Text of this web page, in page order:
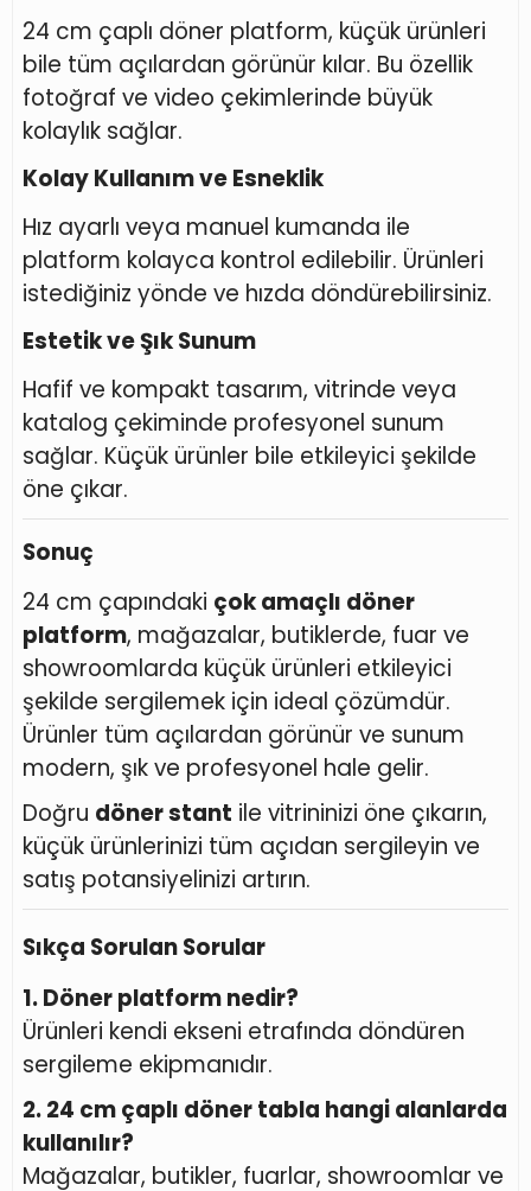
24 cm çaplı döner platform, küçük ürünleri
bile tüm açılardan görünür kılar. Bu özellik
fotoğraf ve video çekimlerinde büyük
kolaylık sağlar.
Kolay Kullanım ve Esneklik
Hız ayarlı veya manuel kumanda ile
platform kolayca kontrol edilebilir. Ürünleri
istediğiniz yönde ve hızda döndürebilirsiniz.
Estetik ve Şık Sunum
Hafif ve kompakt tasarım, vitrinde veya
katalog çekiminde profesyonel sunum
sağlar. Küçük ürünler bile etkileyici şekilde
öne çıkar.
Sonuç
24 cm çapındaki çok amaçlı döner
platform, mağazalar, butiklerde, fuar ve
showroomlarda küçük ürünleri etkileyici
şekilde sergilemek için ideal çözümdür.
Ürünler tüm açılardan görünür ve sunum
modern, şık ve profesyonel hale gelir.
Doğru döner stant ile vitrininizi öne çıkarın,
küçük ürünlerinizi tüm açıdan sergileyin ve
satış potansiyelinizi artırın.
Sıkça Sorulan Sorular
1. Döner platform nedir?
Ürünleri kendi ekseni etrafında döndüren
sergileme ekipmanıdır.
2. 24 cm çaplı döner tabla hangi alanlarda
kullanılır?
Mağazalar, butikler, fuarlar, showroomlar ve